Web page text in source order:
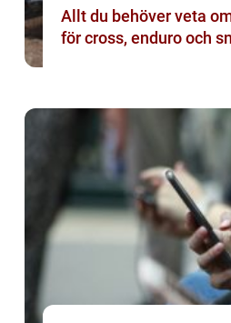
Allt du behöver veta
för cross, enduro och